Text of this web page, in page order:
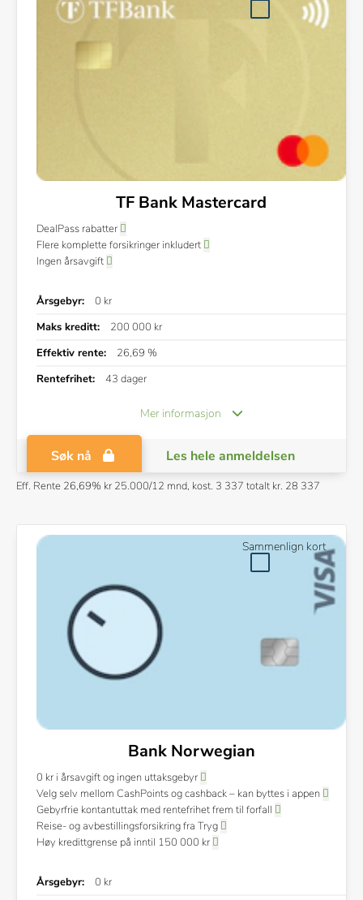
TF Bank Mastercard
DealPass rabatter
Flere komplette forsikringer inkludert
Ingen årsavgift
Årsgebyr:
0 kr
Maks kreditt:
200 000 kr
Effektiv rente:
26,69 %
Rentefrihet:
43 dager
Mer informasjon
Søk nå
Annonslenke
Les hele anmeldelsen
Eff. Rente 26,69% kr 25.000/12 mnd, kost. 3 337 totalt kr. 28 337
Bank Norwegian
0 kr i årsavgift og ingen uttaksgebyr
Velg selv mellom CashPoints og cashback – kan byttes i appen
Gebyrfrie kontantuttak med rentefrihet frem til forfall
Reise- og avbestillingsforsikring fra Tryg
Høy kredittgrense på inntil 150 000 kr
Årsgebyr:
0 kr
Sammenlign kort